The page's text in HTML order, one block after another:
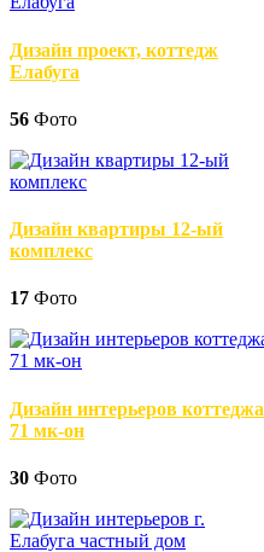
Дизайн проект, коттедж
Елабуга
56 Фото
Дизайн квартиры 12-ый
комплекс
17 Фото
Дизайн интерьеров коттеджа
71 мк-он
30 Фото